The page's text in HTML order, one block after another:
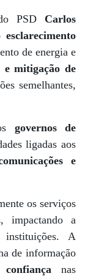
PSD Carlos
esclarecimento
de energia e
e mitigação de
semelhantes,
governos de
ligadas aos
e
os serviços
impactando a
A
de informação
nas